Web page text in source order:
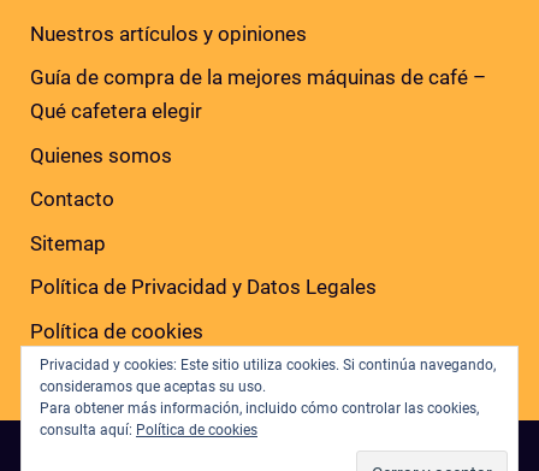
Privacidad y cookies: Este sitio utiliza cookies. Si continúa navegando,
consideramos que aceptas su uso.
Para obtener más información, incluido cómo controlar las cookies,
consulta aquí: Política de cookies
Nuestros artículos y opiniones
Guía de compra de la mejores máquinas de café –
Qué cafetera elegir
Quienes somos
Contacto
Sitemap
Política de Privacidad y Datos Legales
Política de cookies
Copyright © 2026 · Todos los derechos reservados